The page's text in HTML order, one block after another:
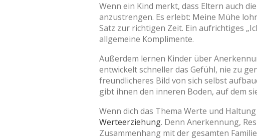
Wenn ein Kind merkt, dass Eltern auch
anzustrengen. Es erlebt: Meine Mühe
Satz zur richtigen Zeit. Ein aufrichtiges
allgemeine Komplimente.
Außerdem lernen Kinder über
entwickelt schneller das Gefühl, nie zu
freundlicheres Bild von sich selbst
gibt ihnen den inneren Boden, auf dem
Wenn dich das Thema Werte und
Werteerziehung. Denn Anerkennung,
Zusammenhang mit der gesamten